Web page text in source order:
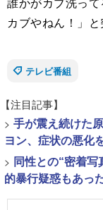
カブやねん！」と
テレビ番組
【注目記事】
> 手が震え続けた
ヨン、症状の悪化
> 同性との“密着
的暴行疑惑もあっ